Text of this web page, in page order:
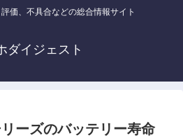
価、不具合などの総合情報サイト
ダイジェスト
ーズのバッテリー寿命